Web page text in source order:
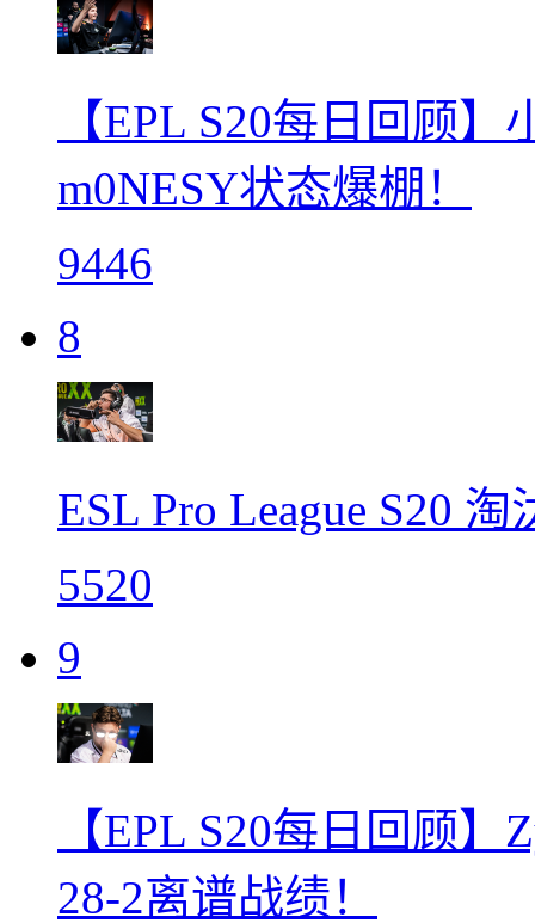
【EPL S20每日回顾
m0NESY状态爆棚！
9446
8
ESL Pro League S20
5520
9
【EPL S20每日回顾
28-2离谱战绩！